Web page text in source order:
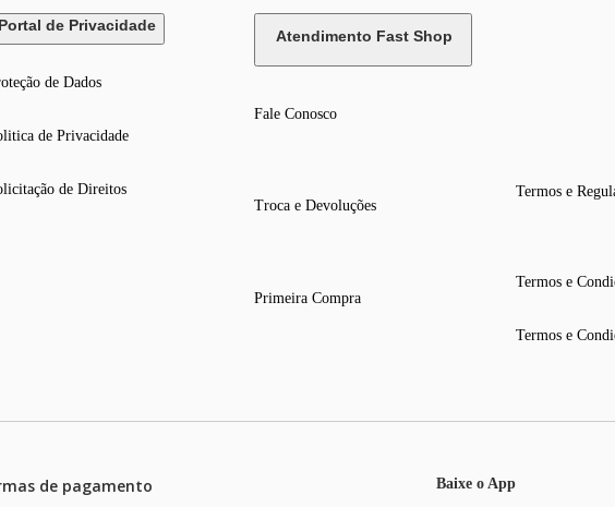
Portal de Privacidade
de Dados
de Privacidade
de Direitos
Atendimento Fast Shop
Fale Conosco
Troca e Devoluções
Primeira Compra
Termos e
Termos e
Termos e
de pagamento Baixe o App